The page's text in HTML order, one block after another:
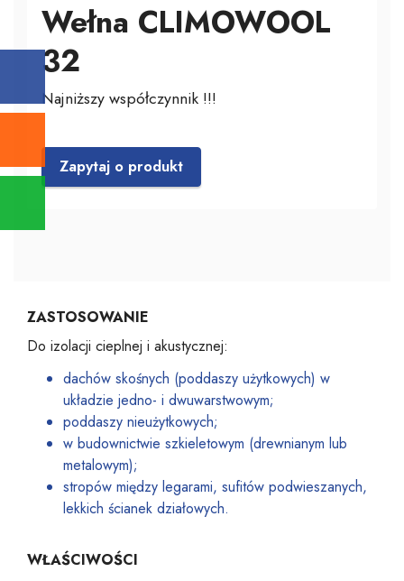
Wełna CLIMOWOOL
32
Najniższy współczynnik !!!
Zapytaj o produkt
ZASTOSOWANIE
Do izolacji cieplnej i akustycznej:
dachów skośnych (poddaszy użytkowych) w
układzie jedno- i dwuwarstwowym;
poddaszy nieużytkowych;
w budownictwie szkieletowym (drewnianym lub
metalowym);
stropów między legarami, sufitów podwieszanych,
lekkich ścianek działowych.
WŁAŚCIWOŚCI